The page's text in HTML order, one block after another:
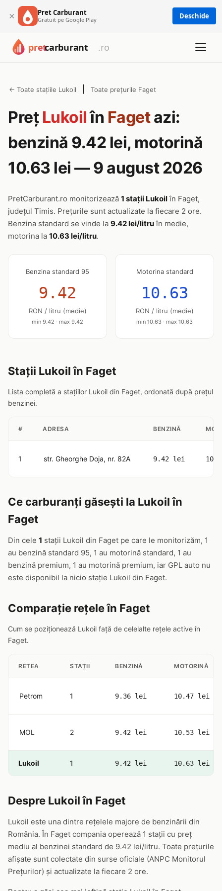
× Pret Carburant
Gratuit pe Google Play Deschide
← Toate stațiile Lukoil Toate prețurile Faget
Preț Lukoilîn Fagetazi:
benzină 9.42 lei, motorină
10.63 lei — 9 august 2026
PretCarburant.ro monitorizează 1 stații Lukoilîn Faget,
județul Timis. Prețurile sunt actualizate la fiecare 2 ore.
Benzina standard se vinde la 9.42 lei/litruîn medie,
motorina la 10.63 lei/litru.
Benzina standard 95
9.42
RON / litru (medie)
min 9.42 · max 9.42
Motorina standard
10.63
RON / litru (medie)
min 10.63 · max 10.63
Stații Lukoil în Faget
Lista completă a stațiilor Lukoil din Faget, ordonată după prețul
benzinei.
# ADRESA BENZINĂ
1 str. Gheorghe Doja, nr. 82A 9.42 lei
Ce carburanți găsești la Lukoil în
Faget
Din cele 1 stații Lukoil din Faget pe care le monitorizăm, 1
au benzină standard 95, 1 au motorină standard, 1 au
benzină premium, 1 au motorină premium, iar GPL auto nu
este disponibil la nicio stație Lukoil din Faget.
Comparație rețele în Faget
Cum se poziționează Lukoil față de celelalte rețele active în
Faget.
RETEA STAȚII BENZINĂ MOTORINĂ
Petrom 1 9.36 lei 10.47 lei
MOL 2 9.42 lei 10.53 lei
Lukoil 1 9.42 lei 10.63 lei
Despre Lukoil în Faget
Lukoil este una dintre rețelele majore de benzinării din
România. În Faget compania operează 1 stații cu preț
mediu al benzinei standard de 9.42 lei/litru. Toate prețurile
afișate sunt colectate din surse oficiale (ANPC Monitorul
Prețurilor) și actualizate la fiecare 2 ore.